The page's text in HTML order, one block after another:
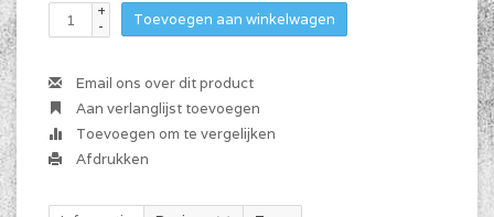
+
-
Toevoegen aan winkelwagen
Email ons over dit product
Aan verlanglijst toevoegen
Toevoegen om te vergelijken
Afdrukken